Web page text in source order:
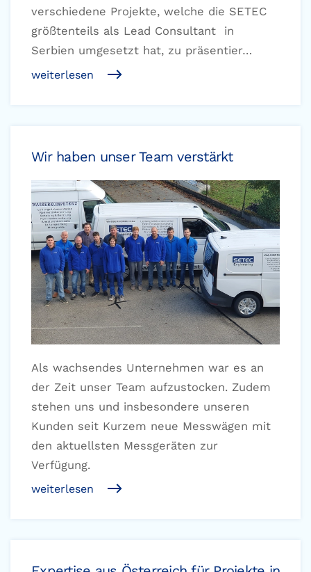
verschiedene Projekte, welche die SETEC
größtenteils als Lead Consultant in
Serbien umgesetzt hat, zu präsentier…
weiterlesen
Wir haben unser Team verstärkt
Als wachsendes Unternehmen war es an
der Zeit unser Team aufzustocken. Zudem
stehen uns und insbesondere unseren
Kunden seit Kurzem neue Messwägen mit
den aktuellsten Messgeräten zur
Verfügung.
weiterlesen